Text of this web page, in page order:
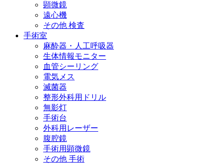
顕微鏡
遠心機
その他 検査
手術室
麻酔器・人工呼吸器
生体情報モニター
血管シーリング
電気メス
滅菌器
整形外科用ドリル
無影灯
手術台
外科用レーザー
腹腔鏡
手術用顕微鏡
その他 手術